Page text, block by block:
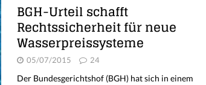
BGH-Urteil schafft
Rechtssicherheit für neue
Wasserpreissysteme
05/07/2015 24
Der Bundesgerichtshof (BGH) hat sich in einem